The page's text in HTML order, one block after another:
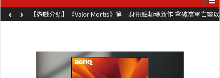
【遊戲介紹】《Valor Mortis》第一身視點類魂新作 拿破崙軍亡靈以
槍械劍與魔法殺敵
‹ ›